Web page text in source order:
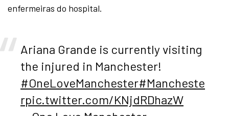
enfermeiras do hospital.
Ariana Grande is currently visiting
the injured in Manchester!
#OneLoveManchester#Mancheste
rpic.twitter.com/KNjdRDhazW